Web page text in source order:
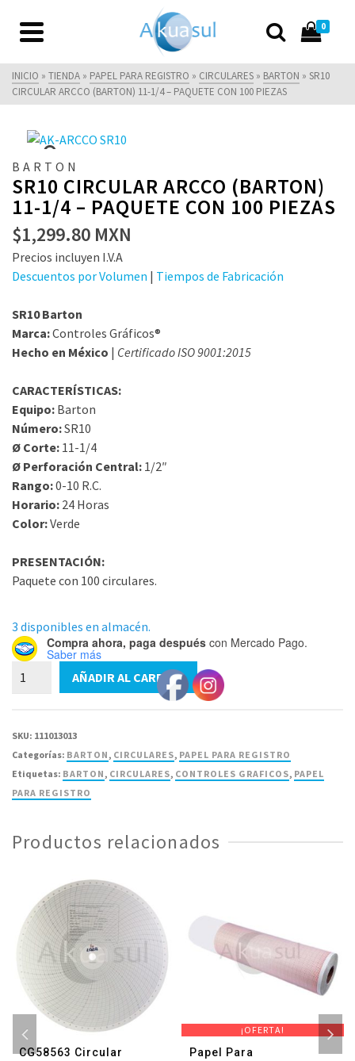
0
INICIO » TIENDA » PAPEL PARA REGISTRO » CIRCULARES » BARTON » SR10
CIRCULAR ARCCO (BARTON) 11-1/4 – PAQUETE CON 100 PIEZAS
BARTON
SR10 CIRCULAR ARCCO (BARTON)
11-1/4 – PAQUETE CON 100 PIEZAS
$1,299.80 MXN
Precios incluyen I.V.A
Descuentos por Volumen | Tiempos de Fabricación
SR10 Barton
Marca:Controles Gráficos®
Hecho en México | Certificado ISO 9001:2015
CARACTERÍSTICAS:
Equipo: Barton
Número:SR10
Ø Corte: 11-1/4
Ø Perforación Central: 1/2″
Rango:0-10 R.C.
Horario: 24 Horas
Color:Verde
PRESENTACIÓN:
Paquete con 100 circulares.
3 disponibles en almacén.
Compra ahora, paga después con Mercado Pago.
Saber más
SR10
Paquete
100
AÑADIR AL CARRITO
SKU: 111013013
Categorías: BARTON, CIRCULARES, PAPEL PARA REGISTRO
Etiquetas: BARTON, CIRCULARES, CONTROLES GRAFICOS, PAPEL
PARA REGISTRO
Productos relacionados
CG58563 Circular
¡OFERTA!
Papel Para